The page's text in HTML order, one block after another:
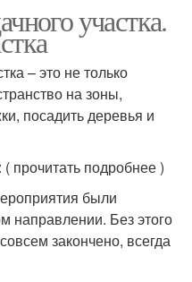
участка.
– это не только
на зоны,
посадить деревья и
прочитать подробнее )
были
направлении. Без этого
закончено, всегда